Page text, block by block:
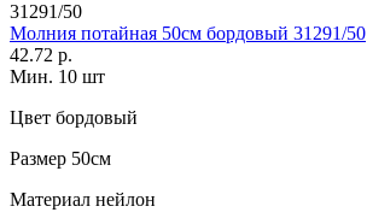
31291/50
Молния потайная 50см бордовый 31291/50
42.72 р.
Мин. 10 шт
Цвет бордовый
Размер 50см
Материал нейлон